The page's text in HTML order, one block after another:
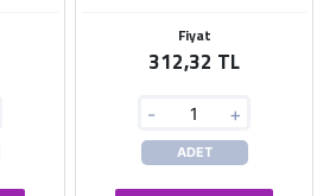
Fiyat
312,32 TL
- +
ADET